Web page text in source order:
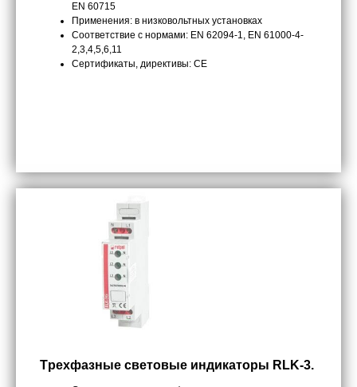
EN 60715
Применения: в низковольтных установках
Соответствие с нормами: EN 62094-1, EN 61000-4-
2,3,4,5,6,11
Сертификаты, директивы: CE
Tрехфазные cветовые индикаторы RLK-3.